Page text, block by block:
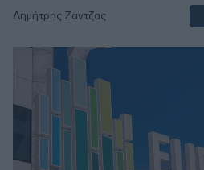
Δημήτρης Ζάντζας